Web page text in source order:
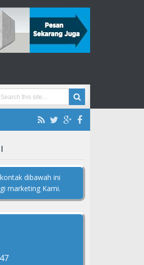
dibawah ini
marketing Kami.